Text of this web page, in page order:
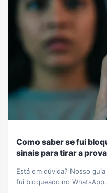
Como saber se fui
sinais para tirar a prova
Está em dúvida? Nosso
fui bloqueado no